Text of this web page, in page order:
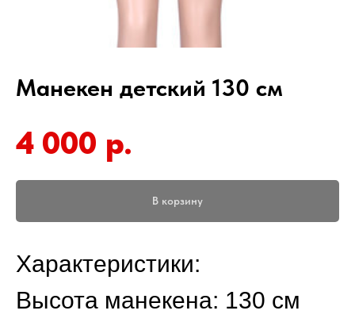
Манекен детский 130 см
4 000 р.
В корзину
Характеристики:
Высота манекена: 130 см